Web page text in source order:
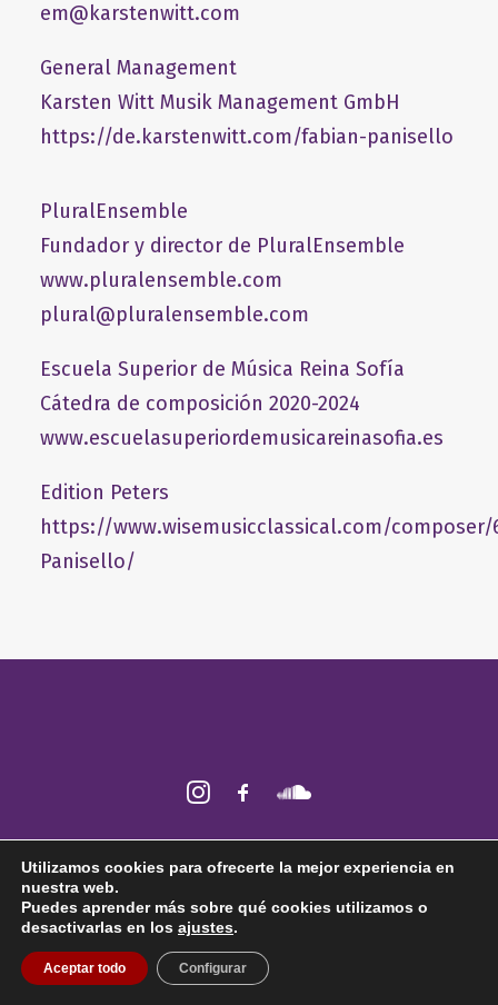
em@karstenwitt.com
General Management
​Karsten Witt Musik Management GmbH​
https://de.karstenwitt.com/fabian-panisello
PluralEnsemble
Fundador y director de PluralEnsemble
www.pluralensemble.com
plural@pluralensemble.com
Escuela Superior de Música Reina Sofía
Cátedra de composición 2020-2024
www.escuelasuperiordemusicareinasofia.es
Edition Peters
https://www.wisemusicclassical.com/composer/
Panisello/
Política decookies
Utilizamos cookies para ofrecerte la mejor experiencia en
nuestra web.
Puedes aprender más sobre qué cookies utilizamos o
desactivarlas en los ajustes.
Aceptar todo Configurar